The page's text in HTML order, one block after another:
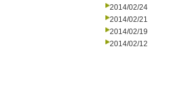
2014/02/24
2014/02/21
2014/02/19
2014/02/12